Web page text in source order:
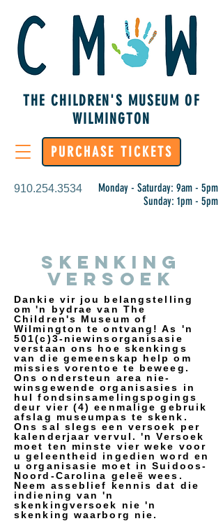
THE CHILDREN'S MUSEUM OF
WILMINGTON
910.254.3534
Monday - Saturday: 9am - 5pm
Sunday: 1pm - 5pm
PURCHASE TICKETS
Skenking
Versoek
Dankie vir jou belangstelling
om 'n bydrae van The
Children's Museum of
Wilmington te ontvang! As 'n
501(c)3-niewinsorganisasie
verstaan ons hoe skenkings
van die gemeenskap help om
missies vorentoe te beweeg.
Ons ondersteun area nie-
winsgewende organisasies in
hul fondsinsamelingspogings
deur vier (4) eenmalige gebruik
afslag museumpas te skenk.
Ons sal slegs een versoek per
kalenderjaar vervul. 'n Versoek
moet ten minste vier weke voor
u geleentheid ingedien word en
u organisasie moet in Suidoos-
Noord-Carolina geleë wees.
Neem asseblief kennis dat die
indiening van 'n
skenkingversoek nie 'n
skenking waarborg nie.